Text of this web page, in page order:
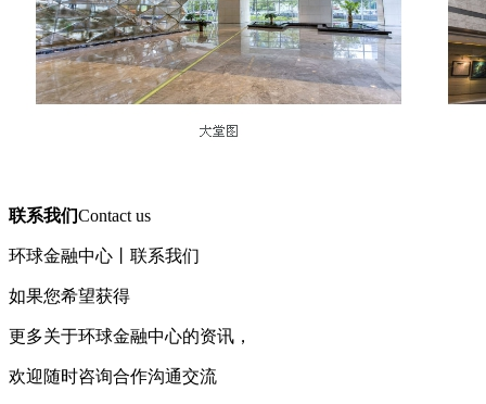
联系我们Contact us
环球金融中心丨联系我们
如果您希望获得
更多关于环球金融中心的资讯，
欢迎随时咨询合作沟通交流